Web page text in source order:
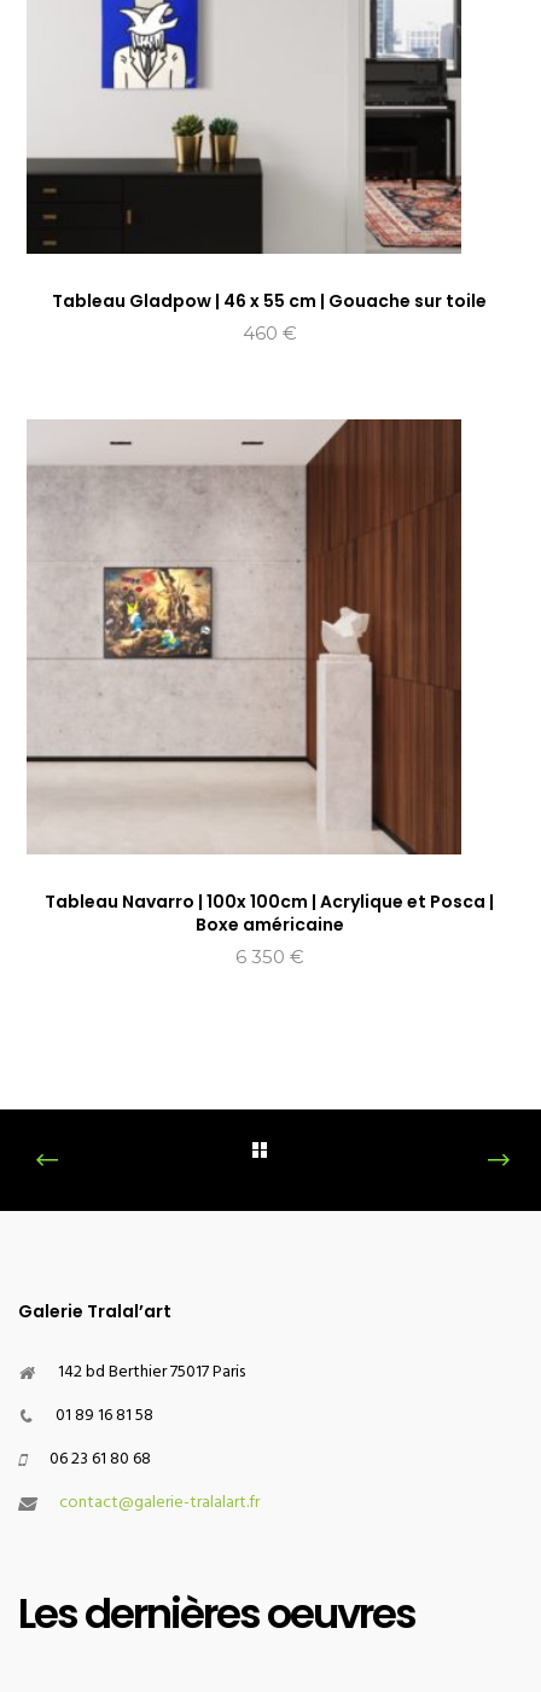
Tableau Gladpow | 46 x 55 cm | Gouache sur toile
460 €
Tableau Navarro | 100x 100cm | Acrylique et Posca |
Boxe américaine
6 350 €
Galerie Tralal’art
142 bd Berthier 75017 Paris
01 89 16 81 58
06 23 61 80 68
contact@galerie-tralalart.fr
Les dernières oeuvres